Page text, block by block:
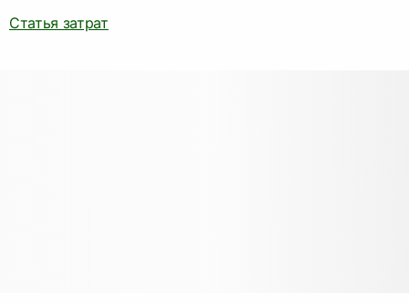
Статья затрат